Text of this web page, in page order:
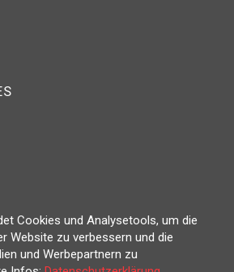
2026
Cookies und Analysetools, um die
Website zu verbessern und die
und Werbepartnern zu